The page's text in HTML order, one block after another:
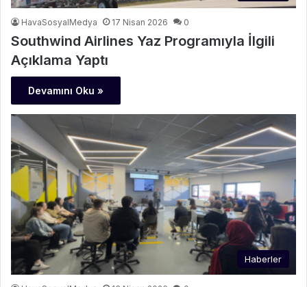
HavaSosyalMedya 17 Nisan 2026 0
Southwind Airlines Yaz Programıyla İlgili
Açıklama Yaptı
Devamını Oku »
Haberler